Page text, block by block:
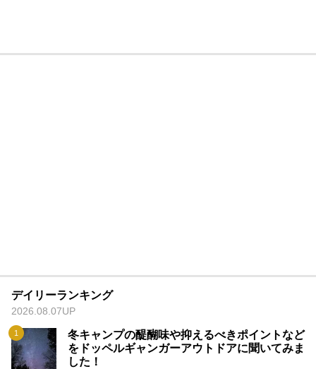
デイリーランキング
2026.08.07UP
冬キャンプの醍醐味や抑えるべきポイントなど
をドッペルギャンガーアウトドアに聞いてみま
した！